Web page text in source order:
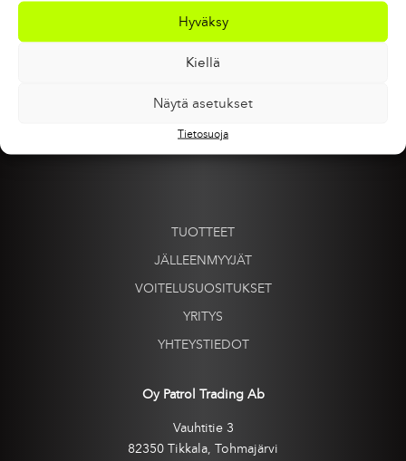
Hyväksy
Kiellä
Näytä asetukset
Tietosuoja
TUOTTEET
JÄLLEENMYYJÄT
VOITELUSUOSITUKSET
YRITYS
YHTEYSTIEDOT
Oy Patrol Trading Ab
Vauhtitie 3
82350 Tikkala, Tohmajärvi